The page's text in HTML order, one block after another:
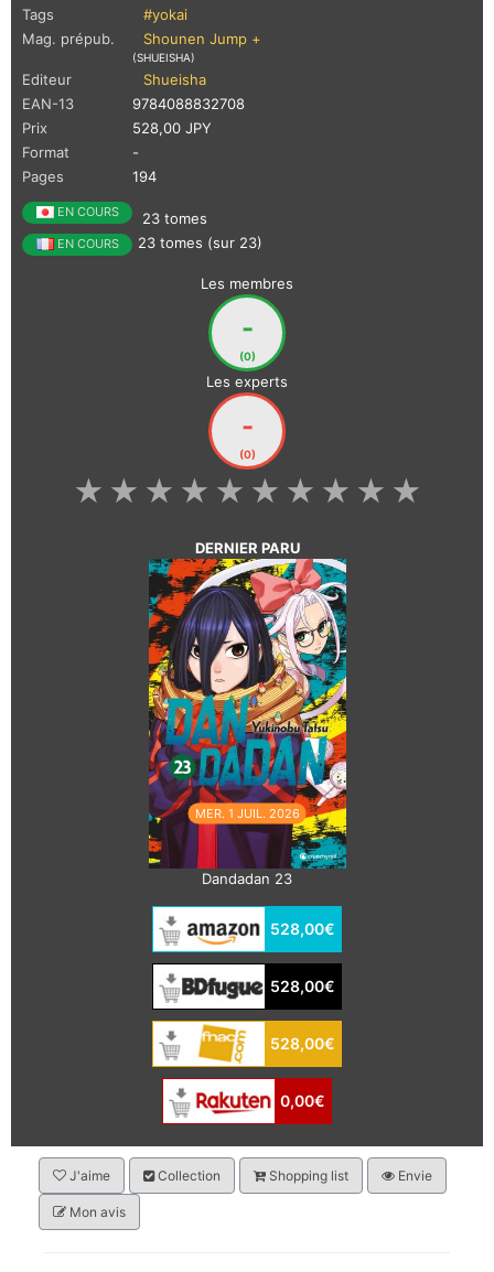
Tags
#yokai
Mag. prépub.
Shounen Jump +
(SHUEISHA)
Editeur
Shueisha
EAN-13
9784088832708
Prix
528,00 JPY
Format
-
Pages
194
EN COURS 23 tomes
EN COURS 23 tomes (sur 23)
Les membres
-
(0)
Les experts
-
(0)
★
★
★
★
★
★
★
★
★
★
DERNIER PARU
MER. 1 JUIL. 2026
Dandadan 23
528,00€
528,00€
528,00€
0,00€
J'aime Collection Shopping list Envie
Mon avis